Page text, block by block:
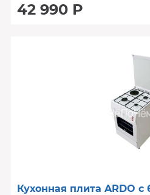
42 990 Р
Кухонная плита ARDO c